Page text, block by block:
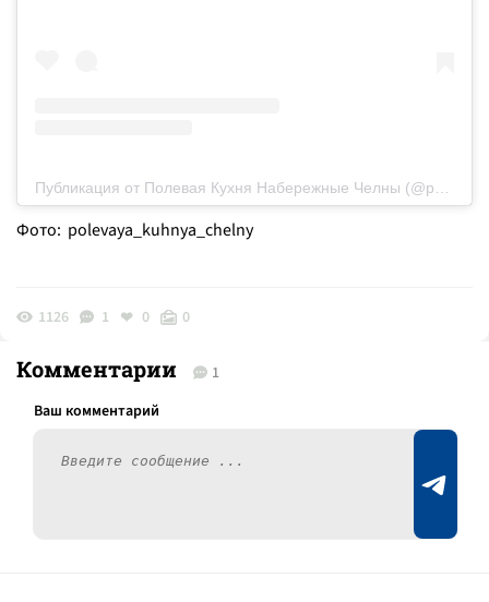
Публикация от Полевая Кухня Набережные Челны (@polevaya_kuhnya_chelny)
Фото: polevaya_kuhnya_chelny
1126 1 0 0
Комментарии 1